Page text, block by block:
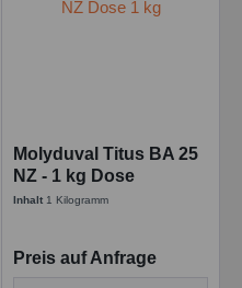
Molyduval Titus BA 25
NZ - 1 kg Dose
Montagepasten zur
Inhalt 1 Kilogramm
Preis auf Anfrage